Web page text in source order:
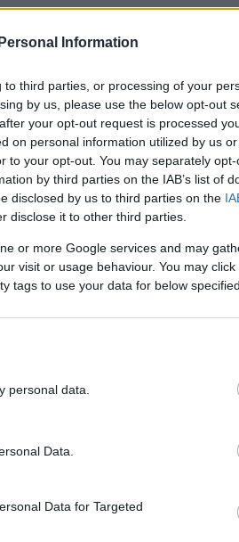
Information
third parties, or processing of your
by us, please use the below opt-out
your opt-out request is processed
on personal information utilized by us
to your opt-out. You may separately
by third parties on the IAB’s list of
disclosed by us to third parties on the
disclose it to other third parties.
or more Google services and may
visit or usage behaviour. You may
tags to use your data for below
personal data.
Data.
Data for Targeted
που φυσικά πρέπει
και στον κορυφαίο
έκανε ο Σαββίδης που
ομαλά, ανθρώπινα και
άνθρωπο με τον οποίο
κάθε περίπτωση η
πολύ μεγάλο
ΠΑΟΚ έχει ετοιμαστεί
από την ερχόμενη
την Ελλάδα και τον Κόσμο, τη